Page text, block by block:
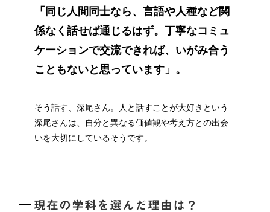
「同じ人間同士なら、言語や人種など関
係なく話せば通じるはず。丁寧なコミュ
ケーションで交流できれば、いがみ合う
こともないと思っています」。
そう話す、深尾さん。人と話すことが大好きという
深尾さんは、自分と異なる価値観や考え方との出会
いを大切にしているそうです。
現在の学科を選んだ理由は？